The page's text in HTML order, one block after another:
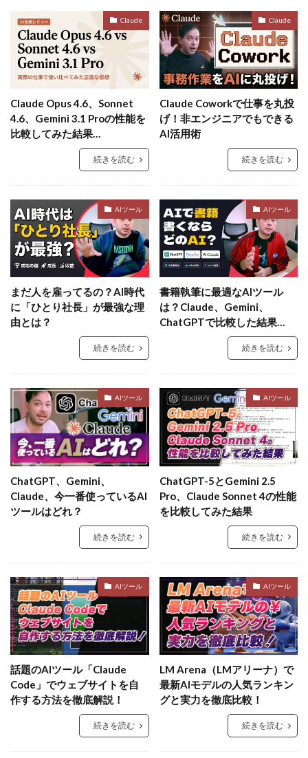
Claude
Claude Opus 4.6、Sonnet
4.6、Gemini 3.1 Proの性能を
比較してみた結果…
続きを読む
Claude
Claude Coworkで仕事を丸投
げ！非エンジニアでもできる
AI活用術
続きを読む
AIツール
まだ人を雇ってるの？AI時代
に「ひとり社長」が最強な理
由とは？
続きを読む
AIツール
書籍執筆に最適なAIツール
は？Claude、Gemini、
ChatGPTで比較した結果…
続きを読む
AIツール
ChatGPT、Gemini、
Claude、今一番使っているAI
ツールはどれ？
続きを読む
AIツール
ChatGPT-5とGemini 2.5
Pro、Claude Sonnet 4の性能
を比較してみた結果
続きを読む
AIツール
話題のAIツール「Claude
Code」でウェブサイトを自
作する方法を徹底解説！
続きを読む
AIツール
LM Arena（LMアリーナ）で
最新AIモデルの人気ランキン
グと実力を徹底比較！
続きを読む